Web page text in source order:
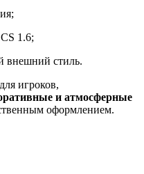
1.6;
внешний стиль.
игроков,
и атмосферные
оформлением.